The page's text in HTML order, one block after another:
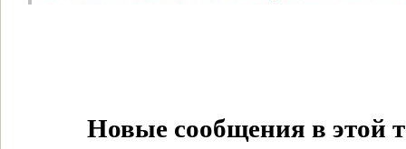
Новые сообщения в этой